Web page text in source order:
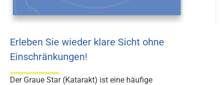
Erleben Sie wieder klare Sicht ohne
Einschränkungen!
Der Graue Star (Katarakt) ist eine häufige